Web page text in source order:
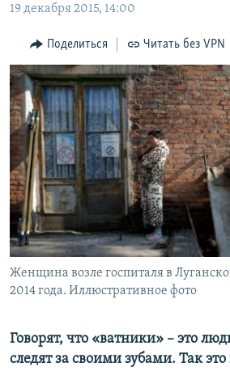
Вернутся
поиску
ИНТЕРАКТИВ
ИНФОГРАФИКА
ТЕЛЕПРОЕКТ КРЫМ.РЕАЛИИ
СОВЕТЫ ПРАВОЗАЩИТНИКОВ
ПРОПАВШИЕ БЕЗ ВЕСТИ
ПОБЕДИТЕЛЕЙ НЕ СУДЯТ?
КРЫМ.НЕПОКОРЕННЫЙ
ELIFBE
УКРАИНСКАЯ ПРОБЛЕМА КРЫМА
РАДІО СВОБОДА
КАК ОБОЙТИ БЛОКИРОВКУ
Українською
Qırımtatar
ПРИСОЕДИНЯЙТЕСЬ!
Все сайты RFE/RL
19 декабря 2015, 14:00
Поделиться Читать без VPN
Женщина возле госпиталя в
2014 года. Иллюстративное фото
Говорят, что «ватники» – это
следят за своими зубами. Так